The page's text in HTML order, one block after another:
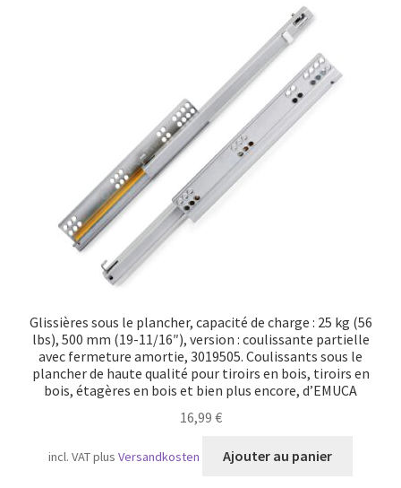
Glissières sous le plancher, capacité de charge : 25 kg (56
lbs), 500 mm (19-11/16″), version : coulissante partielle
avec fermeture amortie, 3019505. Coulissants sous le
plancher de haute qualité pour tiroirs en bois, tiroirs en
bois, étagères en bois et bien plus encore, d’EMUCA
16,99 €
incl. VATplusVersandkosten Ajouter au panier